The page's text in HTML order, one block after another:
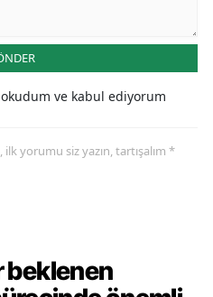
okudum ve kabul ediyorum
yorumu siz yazın, tartışalım *
beklenen